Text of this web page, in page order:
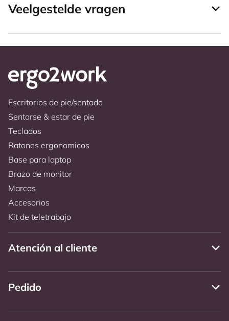
Veelgestelde vragen
Escritorios de pie/sentado
Sentarse & estar de pie
Teclados
Ratones ergonomicos
Base para laptop
Brazo de monitor
Marcas
Accesorios
Kit de teletrabajo
Atención al cliente
Pedido